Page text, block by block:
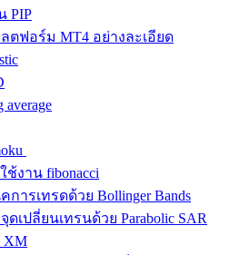
PIP
ตฟอร์ม MT4 อย่างละเอียด
งาน fibonacci
ารเทรดด้วย Bollinger Bands
เปลี่ยนเทรนด้วย Parabolic SAR
XM